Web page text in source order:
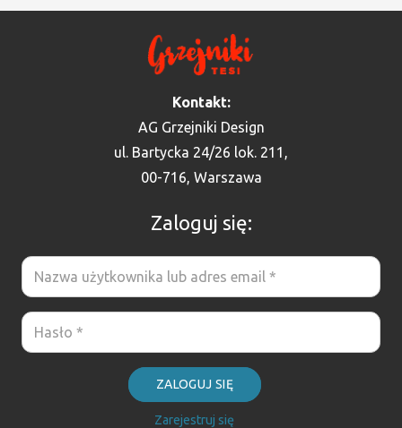
Kontakt:
AG Grzejniki Design
ul. Bartycka 24/26 lok. 211,
00-716, Warszawa
Zaloguj się:
ZALOGUJ SIĘ
Zarejestruj się